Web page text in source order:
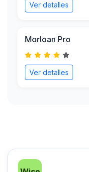
Ver detalles
Morloan Pro
Ver detalles